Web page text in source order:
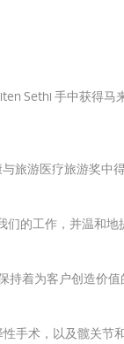
Sethi 手中获得马
旅游医疗旅游奖中
们的工作，并温和
持着为客户创造价值
手术，以及髋关节